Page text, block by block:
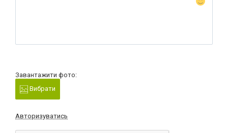
Завантажити фото:
Вибрати
Авторизуватись